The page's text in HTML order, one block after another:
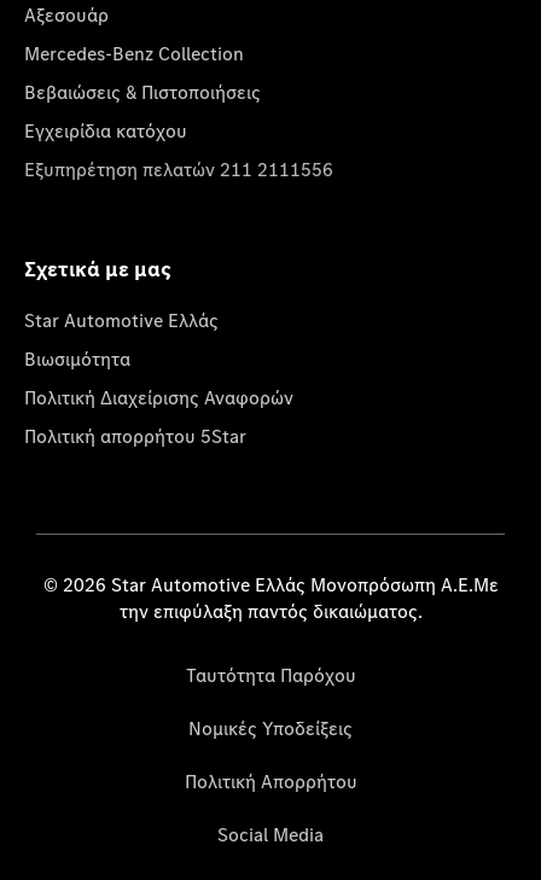
Αξεσουάρ
Mercedes-Benz Collection
Βεβαιώσεις & Πιστοποιήσεις
Εγχειρίδια κατόχου
Εξυπηρέτηση πελατών 211 2111556
Σχετικά με μας
Star Automotive Ελλάς
Βιωσιμότητα
Πολιτική Διαχείρισης Αναφορών
Πολιτική απορρήτου 5Star
© 2026 Star Automotive Ελλάς Μονοπρόσωπη Α.Ε.Με
την επιφύλαξη παντός δικαιώματος.
Ταυτότητα Παρόχου
Νομικές Υποδείξεις
Πολιτική Απορρήτου
Social Media